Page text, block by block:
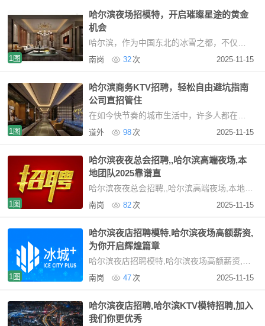
1图
哈尔滨夜场招模特，开启璀璨星途的黄金
机会
南岗 32 次 2025-11-15
1图
哈尔滨商务KTV招聘，轻松自由避坑指南
公司直招管住
道外 98 次 2025-11-15
1图
哈尔滨夜夜总会招聘,,哈尔滨高端夜场,本
地团队2025靠谱直
南岗 82 次 2025-11-15
1图
哈尔滨夜店招聘模特,哈尔滨夜场高额薪资,
为你开启辉煌篇章
南岗 47 次 2025-11-15
哈尔滨夜店招聘,哈尔滨KTV模特招聘,加入
我们你更优秀